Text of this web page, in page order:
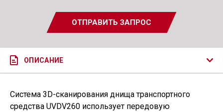
ОТПРАВИТЬ ЗАПРОС
ОПИСАНИЕ
Система 3D-сканирования днища транспортного
средства UVDV260 использует передовую